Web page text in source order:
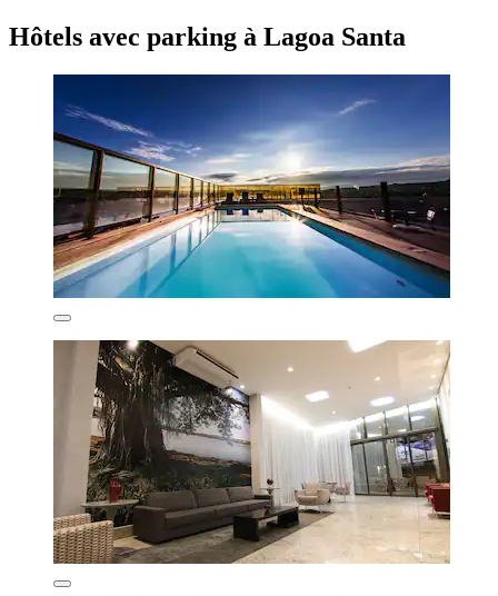
Hôtels avec parking à Lagoa Santa